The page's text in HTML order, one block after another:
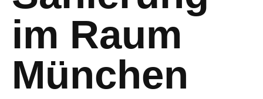
im Raum
München